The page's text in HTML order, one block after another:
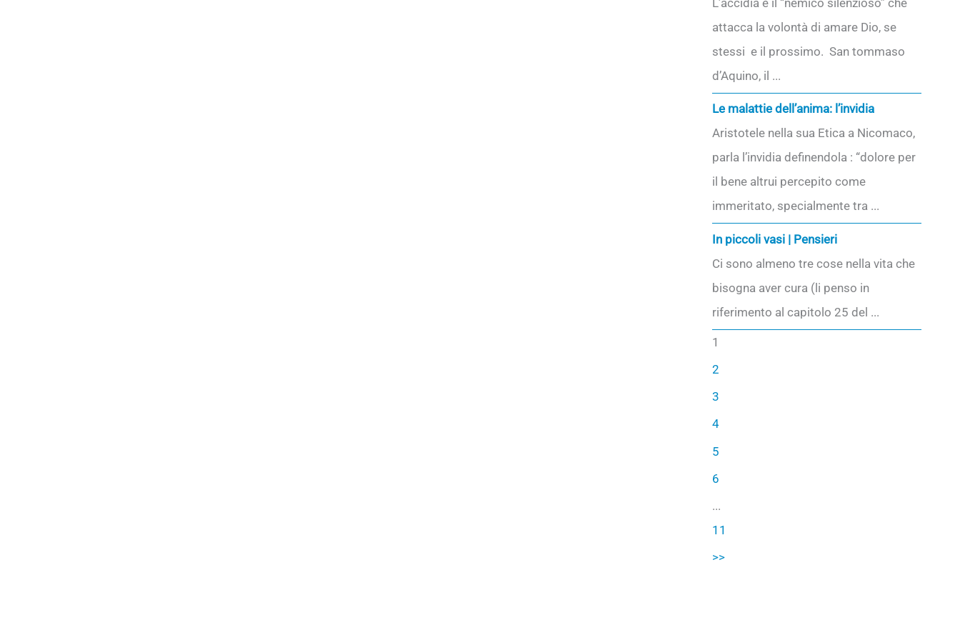
L’accidia è il “nemico silenzioso” che
attacca la volontà di amare Dio, se
stessi e il prossimo. San tommaso
d’Aquino, il ...
Le malattie dell’anima: l’invidia
Aristotele nella sua Etica a Nicomaco,
parla l’invidia definendola : “dolore per
il bene altrui percepito come
immeritato, specialmente tra ...
In piccoli vasi | Pensieri
Ci sono almeno tre cose nella vita che
bisogna aver cura (li penso in
riferimento al capitolo 25 del ...
1
2
3
4
5
6
...
11
>>